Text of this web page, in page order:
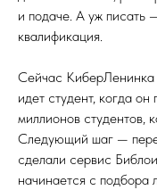
и подаче. А уж писать
квалификация.
Сейчас КиберЛенинка
идет студент, когда
миллионов студентов,
Следующий шаг —
сделали сервис
начинается с подбора